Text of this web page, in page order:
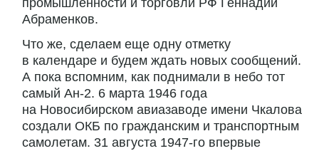
промышленности и торговли РФ Геннадий
Абраменков.
Что же, сделаем еще одну отметку
в календаре и будем ждать новых сообщений.
А пока вспомним, как поднимали в небо тот
самый Ан-2. 6 марта 1946 года
на Новосибирском авиазаводе имени Чкалова
создали ОКБ по гражданским и транспортным
самолетам. 31 августа 1947-го впервые